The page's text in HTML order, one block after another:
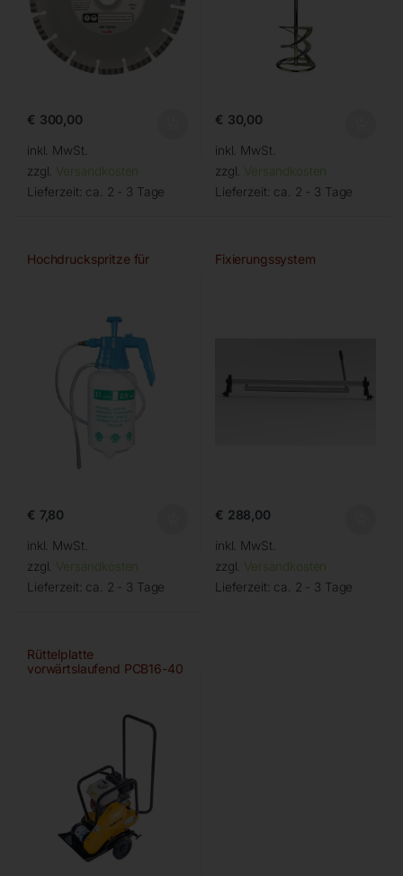
€ 300,00
inkl. MwSt.
zzgl. Versandkosten
Lieferzeit: ca. 2 - 3 Tage
€ 30,00
inkl. MwSt.
zzgl. Versandkosten
Lieferzeit: ca. 2 - 3 Tage
Hochdruckspritze für
€ 7,80
inkl. MwSt.
zzgl. Versandkosten
Lieferzeit: ca. 2 - 3 Tage
Fixierungssystem
€ 288,00
inkl. MwSt.
zzgl. Versandkosten
Lieferzeit: ca. 2 - 3 Tage
Rüttelplatte
vorwärtslaufend PCB16-40